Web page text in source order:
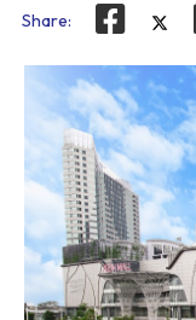
Share: